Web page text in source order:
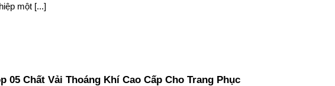
một [...]
05 Chất Vải Thoáng Khí Cao Cấp Cho Trang Phục